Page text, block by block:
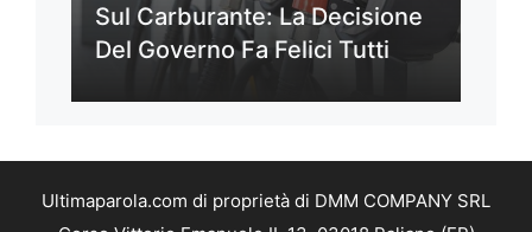
Sul Carburante: La Decisione
Del Governo Fa Felici Tutti
Ultimaparola.com di proprietà di DMM COMPANY SRL